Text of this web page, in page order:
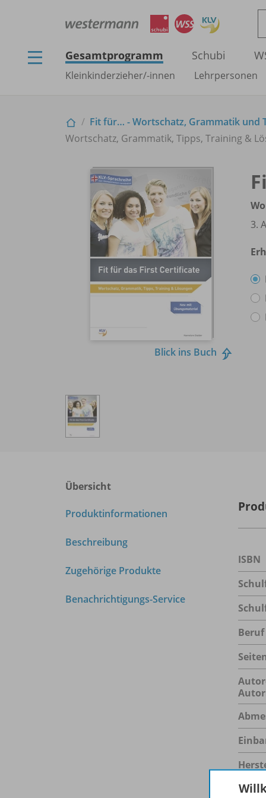
Gesamtprogramm Schubi
Kleinkinderzieher/-innen Lehrpersonen
Fit für… - Wortschatz, Grammatik und
Wortschatz, Grammatik, Tipps, Training &
Blick ins Buch
3.
Übersicht
Produktinformationen
Beschreibung
Zugehörige Produkte
Benachrichtigungs-Service
ISBN
Beruf